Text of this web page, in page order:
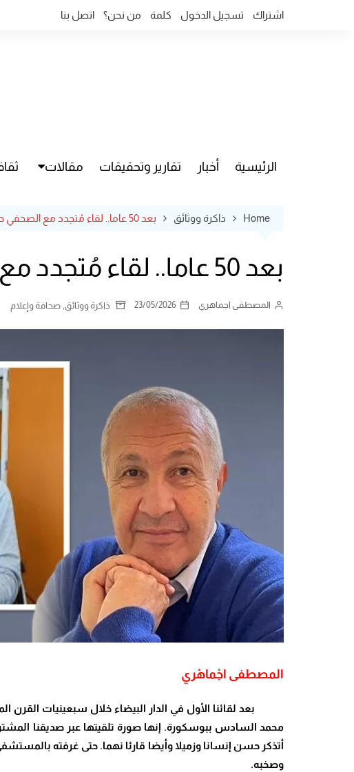
اشتراك تسجيل الدخول كلمة من نحن؟ اتصل بنا
الرئيسية أخبار تقارير وتحقيقات مقالات
Home ذاكرة ووثائق بعد 50 عاما.. لقاء مُتجدد مع الصحفي حسن القاسمي العلوي
بعد 50 عاما.. لقاء مُتجدد مع الصحفي حسن القاسمي العلوي
المصطفى اجماهري 23/05/2026 ذاكرة ووثائق صحافة وإعلام
المصطفى اجْماهْري
بعد لقائنا الأول في الدار البيضاء خلال سبعينيات القرن
محمد السادس ببوسكورة. إنها صورة تلقيتها عبر صديقنا
أتذكر حسن إنسانا وزميلا وأيضا قارئا نهما. حتى غرفته
وصخبه.